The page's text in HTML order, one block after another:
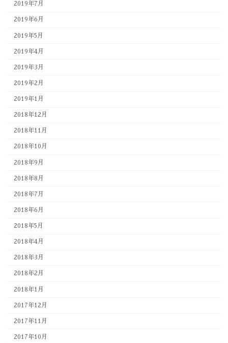
2019年7月
2019年6月
2019年5月
2019年4月
2019年3月
2019年2月
2019年1月
2018年12月
2018年11月
2018年10月
2018年9月
2018年8月
2018年7月
2018年6月
2018年5月
2018年4月
2018年3月
2018年2月
2018年1月
2017年12月
2017年11月
2017年10月